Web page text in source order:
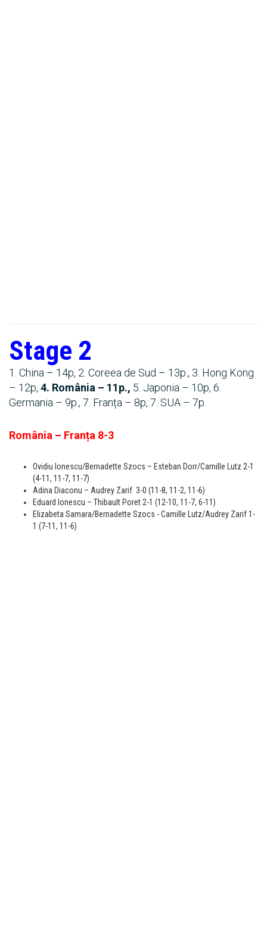
Stage 2
1. China – 14p, 2. Coreea de Sud – 13p., 3. Hong Kong
– 12p, 4. România – 11p., 5. Japonia – 10p, 6.
Germania – 9p., 7. Franța – 8p, 7. SUA – 7p.
România – Franța 8-3
Ovidiu Ionescu/Bernadette Szocs – Esteban Dorr/Camille Lutz 2-1
(4-11, 11-7, 11-7)
Adina Diaconu – Audrey Zarif 3-0 (11-8, 11-2, 11-6)
Eduard Ionescu – Thibault Poret 2-1 (12-10, 11-7, 6-11)
Elizabeta Samara/Bernadette Szocs - Camille Lutz/Audrey Zarif 1-
1 (7-11, 11-6)